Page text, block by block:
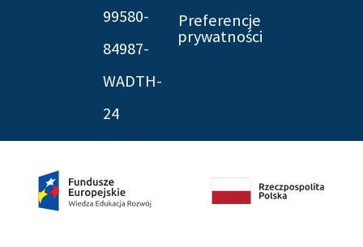
99580-
84987-
WADTH-
24
Preferencje
prywatności